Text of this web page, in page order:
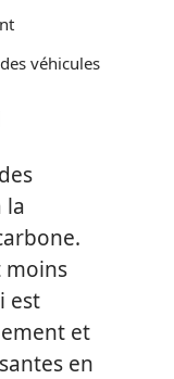
véhicules
la
moins
est
et
en